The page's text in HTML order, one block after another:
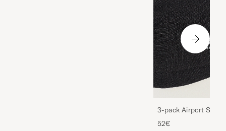
3-pack Airport
Melange
52€